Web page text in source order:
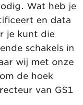
Wat heb je
en data
je kunt die
schakels in
wij met onze
de hoek
van GS1